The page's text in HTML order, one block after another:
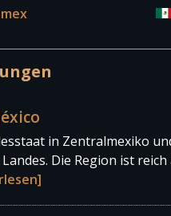
unter:
in Zentralmexiko
Die Region ist